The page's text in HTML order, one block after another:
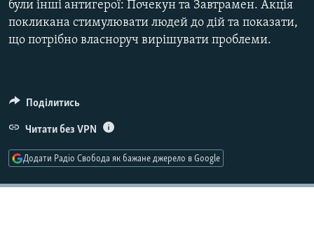
були інші антигерої: Почекун та Завтрамен. Акція
покликана стимулювати людей до дій та показати,
що потрібно власноруч вирішувати проблеми.
Поділитись
Читати без VPN
Додати Радіо Свобода як бажане джерело в Google